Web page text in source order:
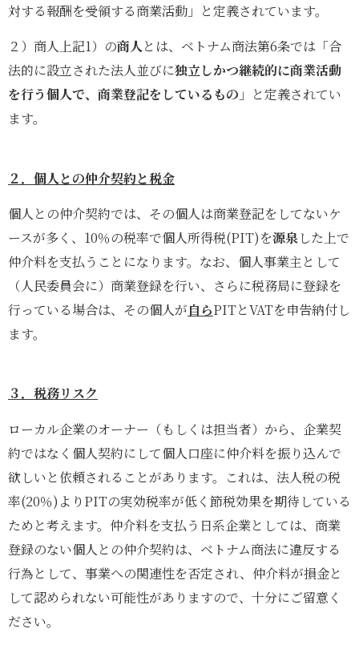
対する報酬を受領する商業活動」と定義されています。
２）商人上記1）の商人とは、ベトナム商法第6条では「合
法的に設立された法人並びに独立しかつ継続的に商業活動
を行う個人で、商業登記をしているもの 」と定義されてい
ます。
２．個人との仲介契約と税金
個人との仲介契約では、その個人は商業登記をしてないケ
ースが多く、10％の税率で個人所得税(PIT)を源泉した上で
仲介料を支払うことになります。なお、個人事業主として
（人民委員会に）商業登録を行い、さらに税務局に登録を
行っている場合は、その個人が自らPITとVATを申告納付し
ます。
３．税務リスク
ローカル企業のオーナー（もしくは担当者）から、企業契
約ではなく個人契約にして個人口座に仲介料を振り込んで
欲しいと依頼されることがあります。これは、法人税の税
率(20％)よりPITの実効税率が低く節税効果を期待している
ためと考えます。仲介料を支払う日系企業としては、商業
登録のない個人との仲介契約は、ベトナム商法に違反する
行為として、事業への関連性を否定され、仲介料が損金と
して認められない可能性がありますので、十分にご留意く
ださい。